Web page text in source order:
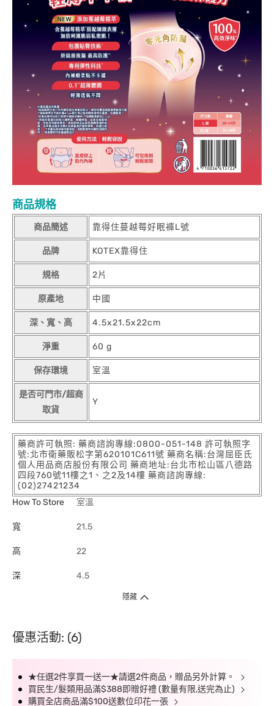
商品規格
商品簡述 靠得住蔓越莓好眠褲L號
品牌 KOTEX靠得住
規格 2片
原產地 中國
深、寬、高 4.5x21.5x22cm
淨重 60 g
保存環境 室溫
是否可門市/超商
取貨
Y
藥商許可執照: 藥商諮詢專線:0800-051-148 許可執照字
號:北市衛藥販松字第620101C611號 藥商名稱:台灣屈臣氏
個人用品商店股份有限公司 藥商地址:台北市松山區八德路
四段760號11樓之1、之2及14樓 藥商諮詢專線:
(02)27421234
How To Store
室溫
寬 21.5
高 22
深 4.5
隱藏
優惠活動: (6)
★任選2件享買一送一★請選2件商品，贈品另外計算。
買民生/髮類用品滿$388即贈好禮 (數量有限,送完為止)
購買全店商品滿$100送數位印花一張